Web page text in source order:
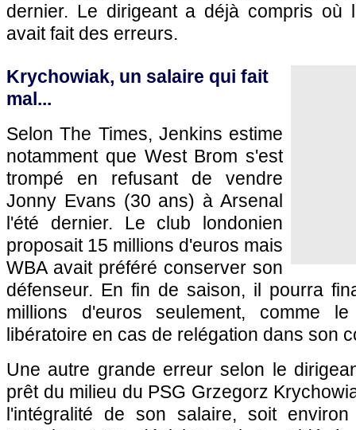
dernier. Le dirigeant a déjà compris où
avait fait des erreurs.
Krychowiak, un salaire qui fait
mal...
Selon The Times, Jenkins estime
notamment que West Brom s'est
trompé en refusant de vendre
Jonny Evans (30 ans) à Arsenal
l'été dernier. Le club londonien
proposait 15 millions d'euros mais
WBA avait préféré conserver son
défenseur. En fin de saison, il pourra
millions d'euros seulement, comme
libératoire en cas de relégation dans son
Une autre grande erreur selon le
prêt du milieu du PSG Grzegorz
l'intégralité de son salaire, soit